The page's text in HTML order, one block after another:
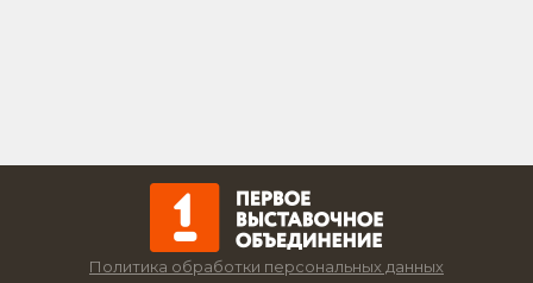
Политика обработки персональных данных